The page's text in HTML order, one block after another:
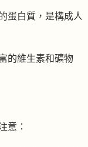
蛋白質，是構成人
的維生素和礦物
意：